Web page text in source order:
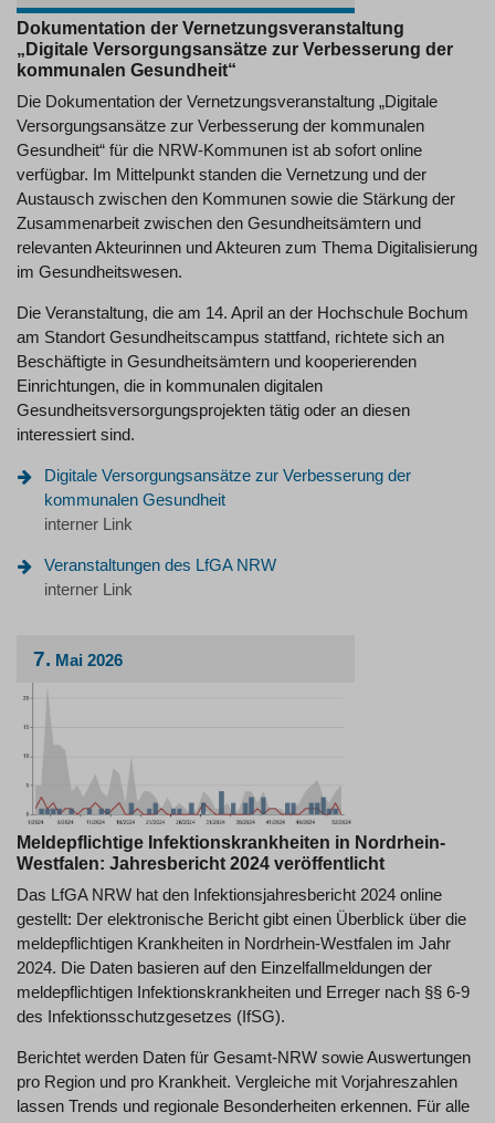
Dokumentation der Vernetzungsveranstaltung
„Digitale Versorgungsansätze zur Verbesserung der
kommunalen Gesundheit“
Die Dokumentation der Vernetzungsveranstaltung „Digitale
Versorgungsansätze zur Verbesserung der kommunalen
Gesundheit“ für die NRW-Kommunen ist ab sofort online
verfügbar. Im Mittelpunkt standen die Vernetzung und der
Austausch zwischen den Kommunen sowie die Stärkung der
Zusammenarbeit zwischen den Gesundheitsämtern und
relevanten Akteurinnen und Akteuren zum Thema Digitalisierung
im Gesundheitswesen.
Die Veranstaltung, die am 14. April an der Hochschule Bochum
am Standort Gesundheitscampus stattfand, richtete sich an
Beschäftigte in Gesundheitsämtern und kooperierenden
Einrichtungen, die in kommunalen digitalen
Gesundheitsversorgungsprojekten tätig oder an diesen
interessiert sind.
Digitale Versorgungsansätze zur Verbesserung der
kommunalen Gesundheit
interner Link
Veranstaltungen des LfGA NRW
interner Link
7. Mai 2026
Meldepflichtige Infektionskrankheiten in Nordrhein-
Westfalen: Jahresbericht 2024 veröffentlicht
Das LfGA NRW hat den Infektionsjahresbericht 2024 online
gestellt: Der elektronische Bericht gibt einen Überblick über die
meldepflichtigen Krankheiten in Nordrhein-Westfalen im Jahr
2024. Die Daten basieren auf den Einzelfallmeldungen der
meldepflichtigen Infektionskrankheiten und Erreger nach §§ 6-9
des Infektionsschutzgesetzes (IfSG).
Berichtet werden Daten für Gesamt-NRW sowie Auswertungen
pro Region und pro Krankheit. Vergleiche mit Vorjahreszahlen
lassen Trends und regionale Besonderheiten erkennen. Für alle